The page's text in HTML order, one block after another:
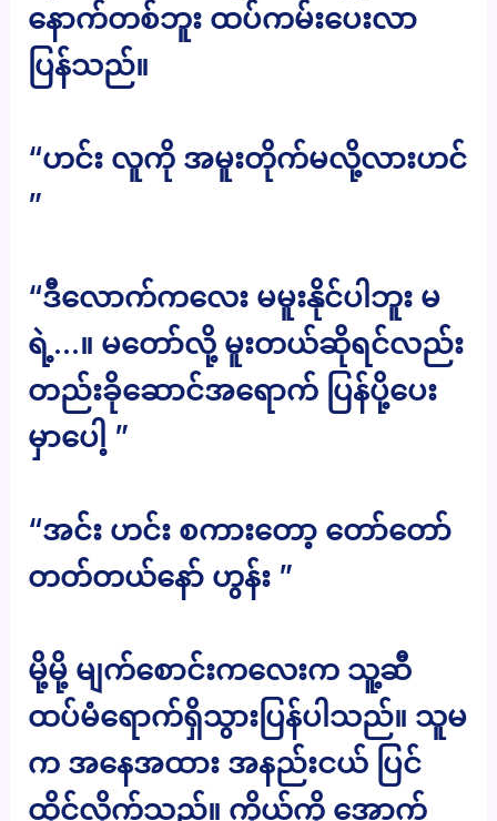
နောက်တစ်ဘူး ထပ်ကမ်းပေးလာ
ပြန်သည်။
“ဟင်း လူကို အမူးတိုက်မလို့လားဟင်
”
“ဒီလောက်ကလေး မမူးနိုင်ပါဘူး မ
ရဲ့…။ မတော်လို့ မူးတယ်ဆိုရင်လည်း
တည်းခိုဆောင်အရောက် ပြန်ပို့ပေး
မှာပေါ့ ”
“အင်း ဟင်း စကားတော့ တော်တော်
တတ်တယ်နော် ဟွန်း ”
မို့မို့ မျက်စောင်းကလေးက သူ့ဆီ
ထပ်မံရောက်ရှိသွားပြန်ပါသည်။ သူမ
က အနေအထား အနည်းငယ် ပြင်
ထိုင်လိုက်သည်။ ကိုယ်ကို အောက်